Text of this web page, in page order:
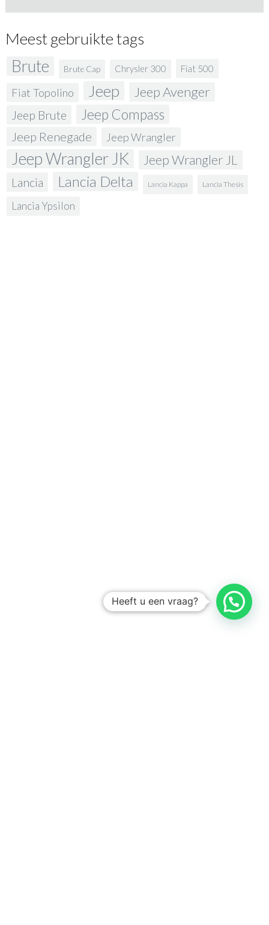
Meest gebruikte tags
Brute Brute Cap Chrysler 300 Fiat 500
Fiat Topolino Jeep Jeep Avenger
Jeep Brute Jeep Compass
Jeep Renegade Jeep Wrangler
Jeep Wrangler JK Jeep Wrangler JL
Lancia Lancia Delta Lancia Kappa Lancia Thesis
Lancia Ypsilon
Heeft u een vraag?